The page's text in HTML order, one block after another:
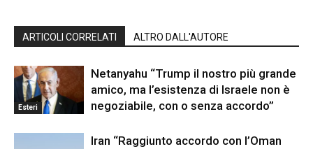
ARTICOLI CORRELATI ALTRO DALL'AUTORE
Esteri
Netanyahu “Trump il nostro più grande
amico, ma l’esistenza di Israele non è
negoziabile, con o senza accordo”
Iran “Raggiunto accordo con l’Oman